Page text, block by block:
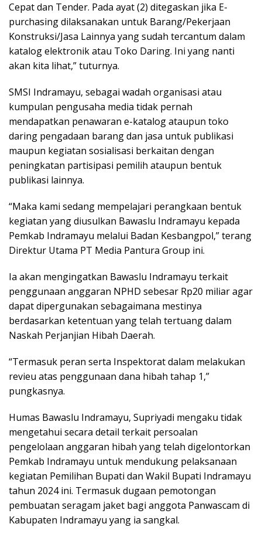
Cepat dan Tender. Pada ayat (2) ditegaskan jika E-
purchasing dilaksanakan untuk Barang/Pekerjaan
Konstruksi/Jasa Lainnya yang sudah tercantum dalam
katalog elektronik atau Toko Daring. Ini yang nanti
akan kita lihat,” tuturnya.
SMSI Indramayu, sebagai wadah organisasi atau
kumpulan pengusaha media tidak pernah
mendapatkan penawaran e-katalog ataupun toko
daring pengadaan barang dan jasa untuk publikasi
maupun kegiatan sosialisasi berkaitan dengan
peningkatan partisipasi pemilih ataupun bentuk
publikasi lainnya.
“Maka kami sedang mempelajari perangkaan bentuk
kegiatan yang diusulkan Bawaslu Indramayu kepada
Pemkab Indramayu melalui Badan Kesbangpol,” terang
Direktur Utama PT Media Pantura Group ini.
Ia akan mengingatkan Bawaslu Indramayu terkait
penggunaan anggaran NPHD sebesar Rp20 miliar agar
dapat dipergunakan sebagaimana mestinya
berdasarkan ketentuan yang telah tertuang dalam
Naskah Perjanjian Hibah Daerah.
“Termasuk peran serta Inspektorat dalam melakukan
revieu atas penggunaan dana hibah tahap 1,”
pungkasnya.
Humas Bawaslu Indramayu, Supriyadi mengaku tidak
mengetahui secara detail terkait persoalan
pengelolaan anggaran hibah yang telah digelontorkan
Pemkab Indramayu untuk mendukung pelaksanaan
kegiatan Pemilihan Bupati dan Wakil Bupati Indramayu
tahun 2024 ini. Termasuk dugaan pemotongan
pembuatan seragam jaket bagi anggota Panwascam di
Kabupaten Indramayu yang ia sangkal.